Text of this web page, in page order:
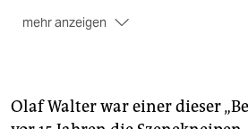
mehr anzeigen
sie unterleipzig@taz.de
Olaf Walter war einer dieser